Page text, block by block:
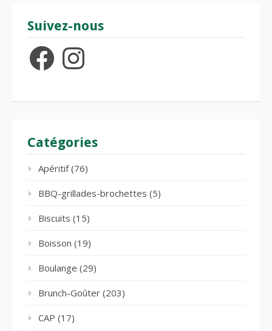
Suivez-nous
FacebookInstagram
Catégories
Apéritif(76)
BBQ-grillades-brochettes (5)
Biscuits (15)
Boisson (19)
Boulange (29)
Brunch-Goûter (203)
CAP (17)